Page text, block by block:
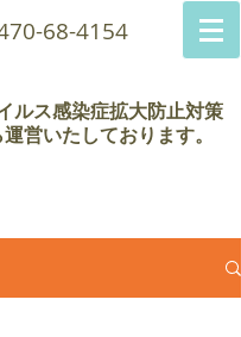
68-4154
ルス感染症拡大防止対策
営いたしております。